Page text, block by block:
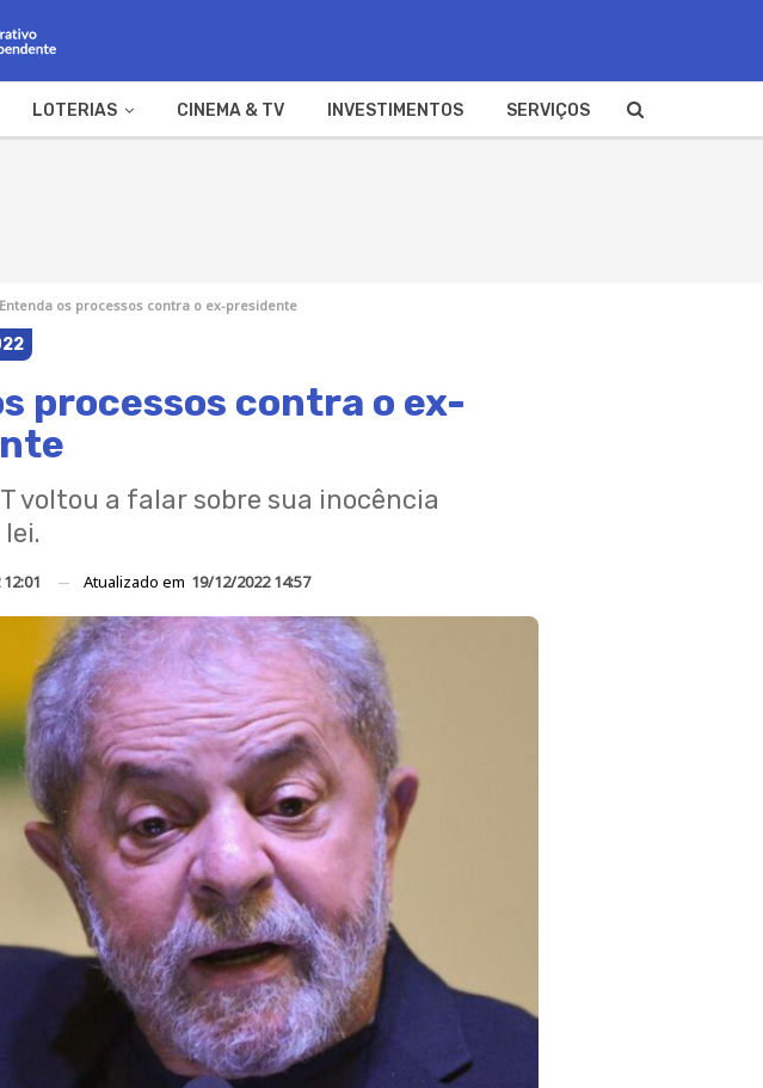
LOTERIAS CINEMA & TV INVESTIMENTOS SERVIÇOS
os processos contra o ex-presidente
processos contra o ex-
voltou a falar sobre sua inocência
Atualizado em 19/12/2022 14:57